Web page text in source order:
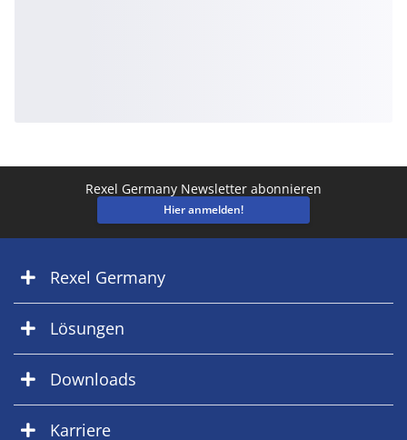
Rexel Germany Newsletter abonnieren
Hier anmelden!
Rexel Germany
Lösungen
Downloads
Karriere